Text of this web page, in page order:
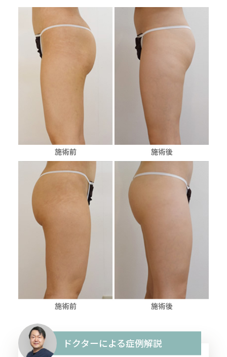
ドクターによる症例解説